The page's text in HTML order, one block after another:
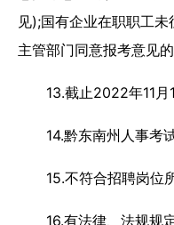
见);国有企业在职职工
主管部门同意报考意见
13.截止2022年11
14.黔东南州人事考
15.不符合招聘岗位
16.有法律、法规规